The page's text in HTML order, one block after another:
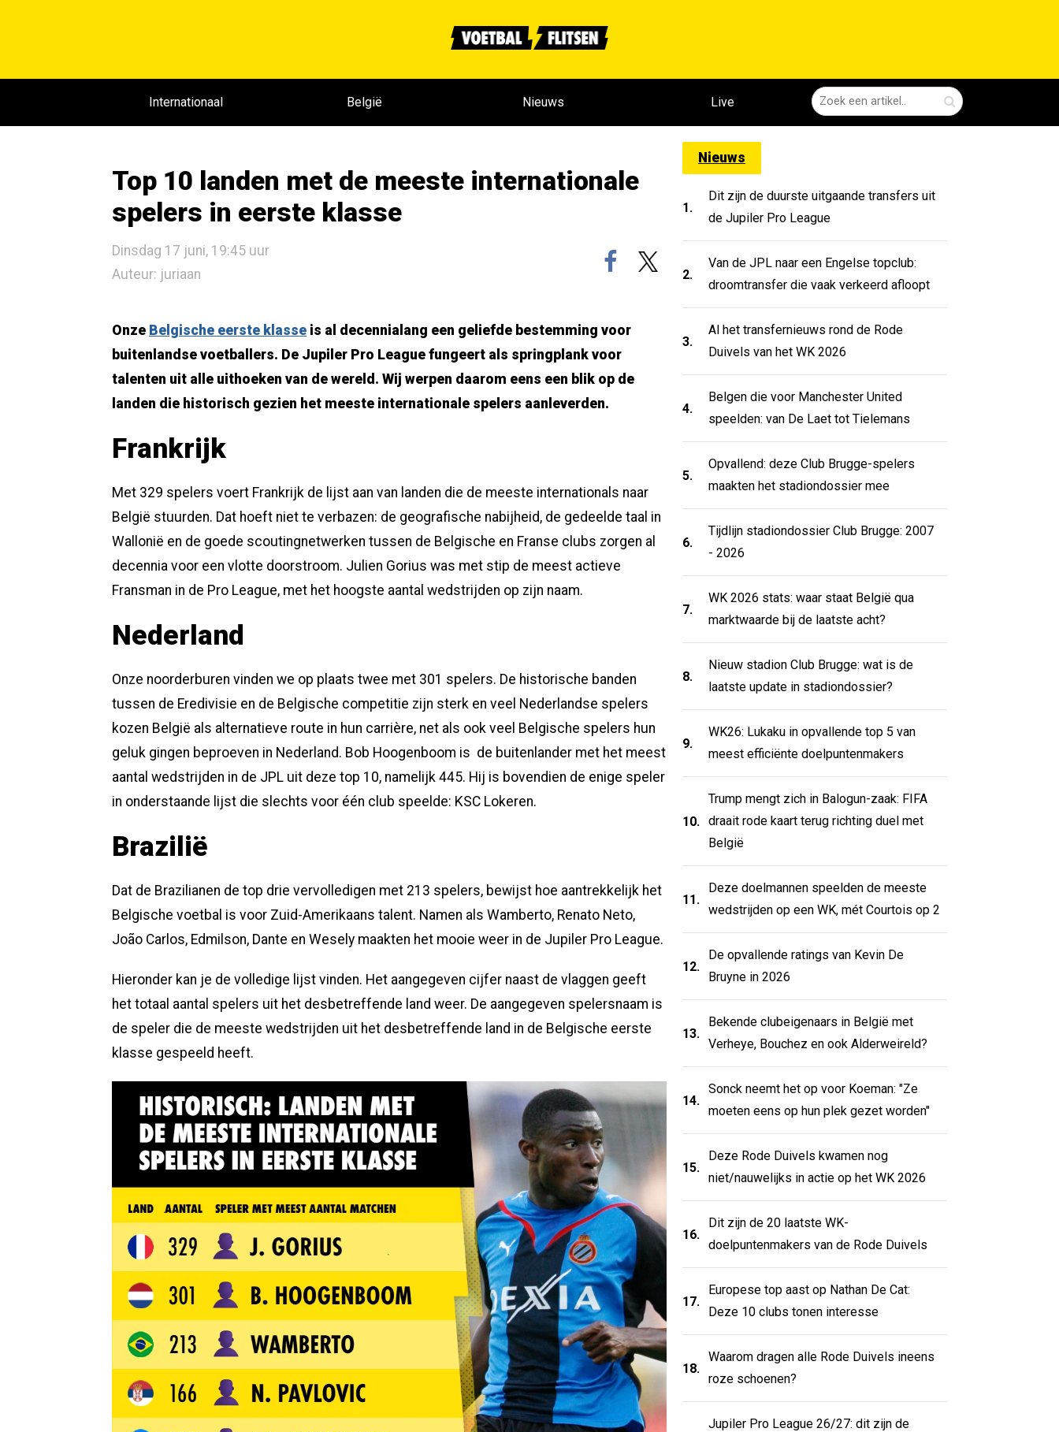
Internationaal België Nieuws Live
Top 10 landen met de meeste internationale
spelers in eerste klasse
Dinsdag 17 juni, 19:45 uur
Auteur: juriaan
Onze Belgische eerste klasse is al decennialang een geliefde bestemming voor
buitenlandse voetballers. De Jupiler Pro League fungeert als springplank voor
talenten uit alle uithoeken van de wereld. Wij werpen daarom eens een blik op de
landen die historisch gezien het meeste internationale spelers aanleverden.
Frankrijk
Met 329 spelers voert Frankrijk de lijst aan van landen die de meeste internationals naar
België stuurden. Dat hoeft niet te verbazen: de geografische nabijheid, de gedeelde taal in
Wallonië en de goede scoutingnetwerken tussen de Belgische en Franse clubs zorgen al
decennia voor een vlotte doorstroom. Julien Gorius was met stip de meest actieve
Fransman in de Pro League, met het hoogste aantal wedstrijden op zijn naam.
Nederland
Onze noorderburen vinden we op plaats twee met 301 spelers. De historische banden
tussen de Eredivisie en de Belgische competitie zijn sterk en veel Nederlandse spelers
kozen België als alternatieve route in hun carrière, net als ook veel Belgische spelers hun
geluk gingen beproeven in Nederland. Bob Hoogenboom is de buitenlander met het meest
aantal wedstrijden in de JPL uit deze top 10, namelijk 445. Hij is bovendien de enige speler
in onderstaande lijst die slechts voor één club speelde: KSC Lokeren.
Brazilië
Dat de Brazilianen de top drie vervolledigen met 213 spelers, bewijst hoe aantrekkelijk het
Belgische voetbal is voor Zuid-Amerikaans talent. Namen als Wamberto, Renato Neto,
João Carlos, Edmilson, Dante en Wesely maakten het mooie weer in de Jupiler Pro League.
Hieronder kan je de volledige lijst vinden. Het aangegeven cijfer naast de vlaggen geeft
het totaal aantal spelers uit het desbetreffende land weer. De aangegeven spelersnaam is
de speler die de meeste wedstrijden uit het desbetreffende land in de Belgische eerste
klasse gespeeld heeft.
Nieuws
1.
Dit zijn de duurste uitgaande transfers uit
de Jupiler Pro League
2.
Van de JPL naar een Engelse topclub:
droomtransfer die vaak verkeerd afloopt
3.
Al het transfernieuws rond de Rode
Duivels van het WK 2026
4.
Belgen die voor Manchester United
speelden: van De Laet tot Tielemans
5.
Opvallend: deze Club Brugge-spelers
maakten het stadiondossier mee
6.
Tijdlijn stadiondossier Club Brugge: 2007
- 2026
7.
WK 2026 stats: waar staat België qua
marktwaarde bij de laatste acht?
8.
Nieuw stadion Club Brugge: wat is de
laatste update in stadiondossier?
9.
WK26: Lukaku in opvallende top 5 van
meest efficiënte doelpuntenmakers
10.
Trump mengt zich in Balogun-zaak: FIFA
draait rode kaart terug richting duel met
België
11.
Deze doelmannen speelden de meeste
wedstrijden op een WK, mét Courtois op 2
12.
De opvallende ratings van Kevin De
Bruyne in 2026
13.
Bekende clubeigenaars in België met
Verheye, Bouchez en ook Alderweireld?
14.
Sonck neemt het op voor Koeman: "Ze
moeten eens op hun plek gezet worden"
15.
Deze Rode Duivels kwamen nog
niet/nauwelijks in actie op het WK 2026
16.
Dit zijn de 20 laatste WK-
doelpuntenmakers van de Rode Duivels
17.
Europese top aast op Nathan De Cat:
Deze 10 clubs tonen interesse
18.
Waarom dragen alle Rode Duivels ineens
roze schoenen?
Jupiler Pro League 26/27: dit zijn de